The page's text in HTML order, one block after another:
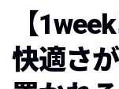
【
快適さ